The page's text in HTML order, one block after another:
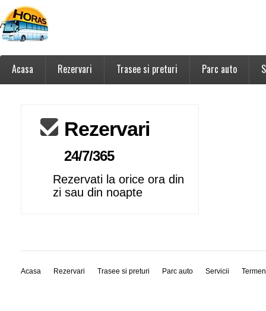
Acasa Rezervari Trasee si preturi Parc auto
Rezervari
24/7/365
Rezervati la orice ora din
zi sau din noapte
Acasa Rezervari Trasee si preturi Parc auto Servicii